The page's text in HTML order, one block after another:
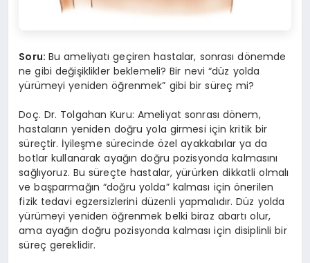
Soru: Bu ameliyatı geçiren hastalar, sonrası dönemde
ne gibi değişiklikler beklemeli? Bir nevi “düz yolda
yürümeyi yeniden öğrenmek” gibi bir süreç mi?
Doç. Dr. Tolgahan Kuru: Ameliyat sonrası dönem,
hastaların yeniden doğru yola girmesi için kritik bir
süreçtir. İyileşme sürecinde özel ayakkabılar ya da
botlar kullanarak ayağın doğru pozisyonda kalmasını
sağlıyoruz. Bu süreçte hastalar, yürürken dikkatli olmalı
ve başparmağın “doğru yolda” kalması için önerilen
fizik tedavi egzersizlerini düzenli yapmalıdır. Düz yolda
yürümeyi yeniden öğrenmek belki biraz abartı olur,
ama ayağın doğru pozisyonda kalması için disiplinli bir
süreç gereklidir.